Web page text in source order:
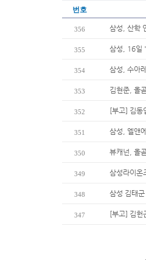
번호
356 삼성, 산학
355 삼성, 16일
354 삼성, 수아
353 김현준, 올
352 [부고] 김동
351 삼성, 엘앤
350 뷰캐넌, 올
349 삼성라이온
348 삼성 김태
347 [부고] 김헌